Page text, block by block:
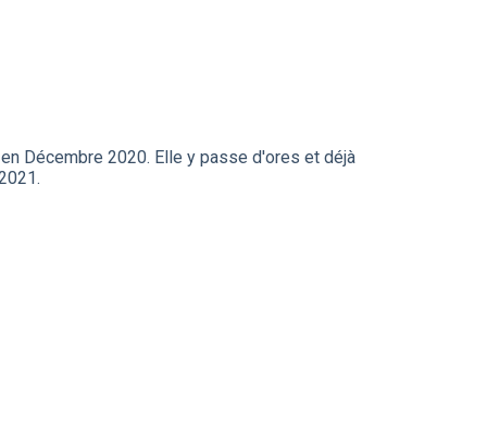
Décembre 2020. Elle y passe d'ores et déjà